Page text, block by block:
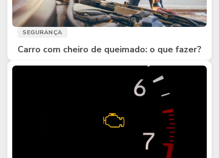
SEGURANÇA
Carro com cheiro de queimado: o que fazer?